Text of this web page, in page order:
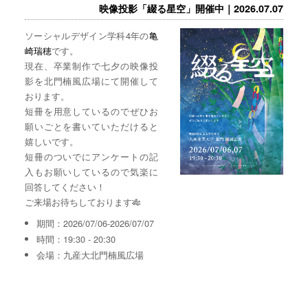
映像投影「綴る星空」開催中｜2026.07.07
ソーシャルデザイン学科4年の亀
崎瑞穂です。
現在、卒業制作で七夕の映像投
影を北門楠風広場にて開催して
おります。
短冊を用意しているのでぜひお
願いごとを書いていただけると
嬉しいです。
短冊のついでにアンケートの記
入もお願いしているので気楽に
回答してください！
ご来場お待ちしております🎋
期間：2026/07/06-2026/07/07
時間：19:30 - 20:30
会場：九産大北門楠風広場